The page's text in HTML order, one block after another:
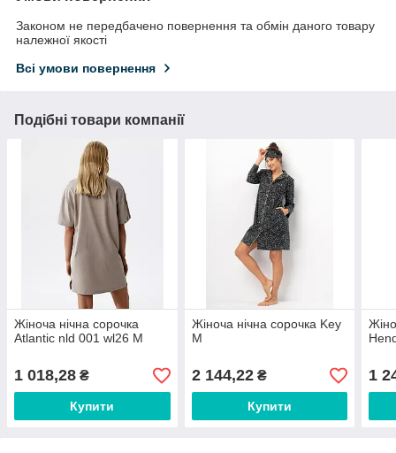
Законом не передбачено повернення та обмін даного товару
належної якості
Всі умови повернення
Подібні товари компанії
Жіноча нічна сорочка
Atlantic nld 001 wl26 M
1 018,28 ₴
Купити
Жіноча нічна сорочка Key
M
2 144,22₴
Купити
1